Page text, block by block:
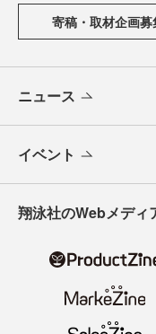
寄稿・取材企画募
ニュース
イベント
翔泳社のWebメディ